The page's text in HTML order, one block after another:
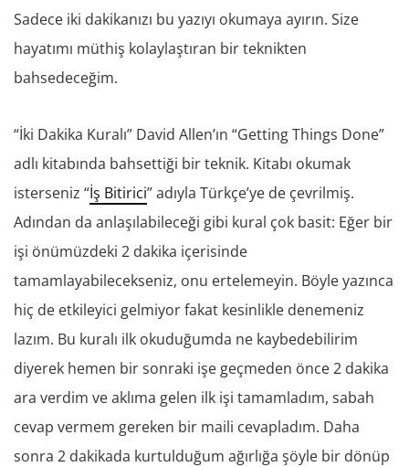
Sadece iki dakikanızı bu yazıyı okumaya ayırın. Size
hayatımı müthiş kolaylaştıran bir teknikten
bahsedeceğim.
“İki Dakika Kuralı” David Allen’ın “Getting Things Done”
adlı kitabında bahsettiği bir teknik. Kitabı okumak
isterseniz “İş Bitirici” adıyla Türkçe’ye de çevrilmiş.
Adından da anlaşılabileceği gibi kural çok basit: Eğer bir
işi önümüzdeki 2 dakika içerisinde
tamamlayabilecekseniz, onu ertelemeyin. Böyle yazınca
hiç de etkileyici gelmiyor fakat kesinlikle denemeniz
lazım. Bu kuralı ilk okuduğumda ne kaybedebilirim
diyerek hemen bir sonraki işe geçmeden önce 2 dakika
ara verdim ve aklıma gelen ilk işi tamamladım, sabah
cevap vermem gereken bir maili cevapladım. Daha
sonra 2 dakikada kurtulduğum ağırlığa şöyle bir dönüp